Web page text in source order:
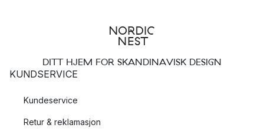
DITT HJEM FOR SKANDINAVISK DESIGN
KUNDSERVICE
Kundeservice
Retur & reklamasjon